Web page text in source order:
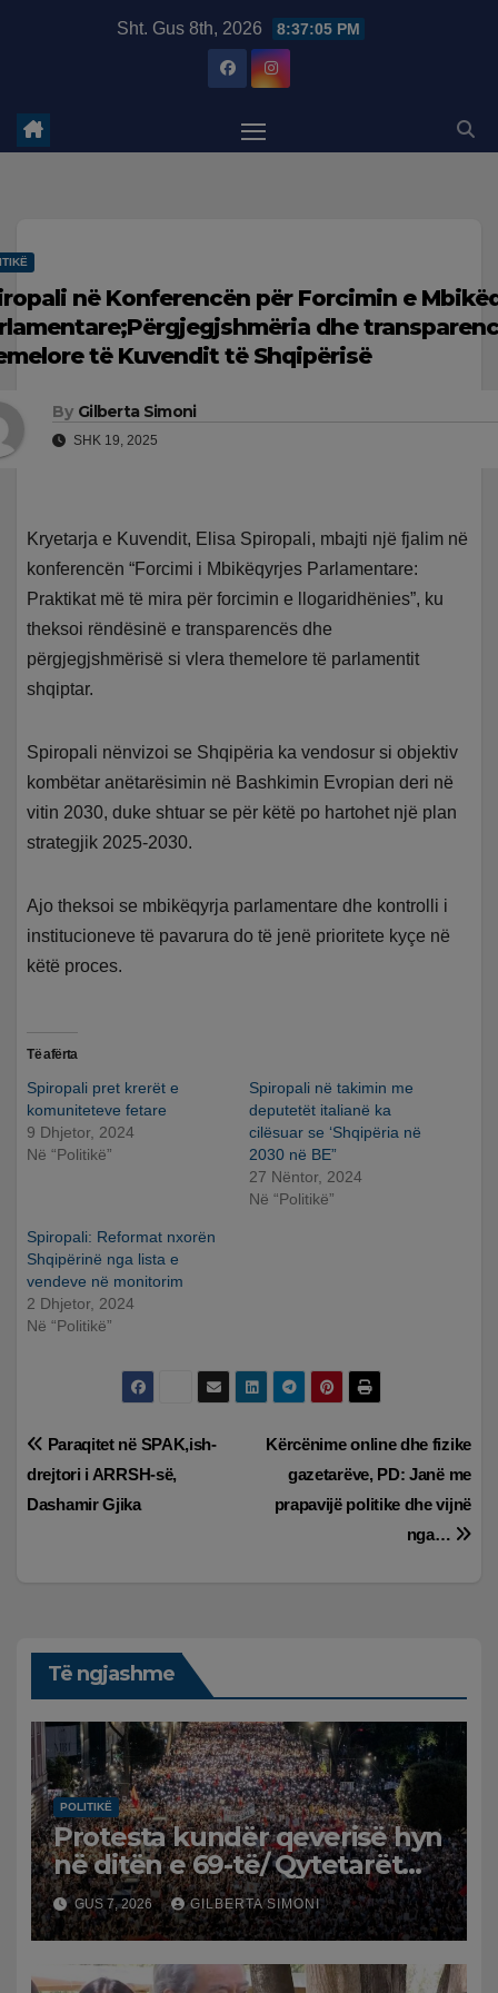
Sht. Gus 8th, 2026 8:37:06 PM
në Konferencën për Forcimin e
dhe
të Kuvendit të Shqipërisë
By Gilberta Simoni
SHK 19, 2025
Kryetarja e Kuvendit, Elisa Spiropali, mbajti një fjalim në
konferencën “Forcimi i Mbikëqyrjes Parlamentare:
Praktikat më të mira për forcimin e llogaridhënies”, ku
theksoi rëndësinë e transparencës dhe
përgjegjshmërisë si vlera themelore të parlamentit
shqiptar.
Spiropali nënvizoi se Shqipëria ka vendosur si objektiv
kombëtar anëtarësimin në Bashkimin Evropian deri në
vitin 2030, duke shtuar se për këtë po hartohet një plan
strategjik 2025-2030.
Ajo theksoi se mbikëqyrja parlamentare dhe kontrolli i
institucioneve të pavarura do të jenë prioritete kyçe në
këtë proces.
Të afërta
Spiropali pret krerët e
komuniteteve fetare
9 Dhjetor, 2024
Në “Politikë”
Spiropali në takimin me
deputetët italianë ka
cilësuar se ‘Shqipëria në
2030 në BE”
27 Nëntor, 2024
Në “Politikë”
Spiropali: Reformat nxorën
Shqipërinë nga lista e
vendeve në monitorim
2 Dhjetor, 2024
Në “Politikë”
Lëvizje
te
Kërcënime online dhe fizike
gazetarëve, PD: Janë me
prapavijë politike dhe vijnë
nga…
Paraqitet në SPAK,ish-
drejtori i ARRSH-së,
Dashamir Gjika
Të ngjashme
POLITIKË
Protesta kundër qeverisë hyn
në ditën e 69-të/ Qytetarët
kërkojnë dorëheqjen e
panegociueshme të Edi
Ramës
GUS 7, 2026 GILBERTA SIMONI